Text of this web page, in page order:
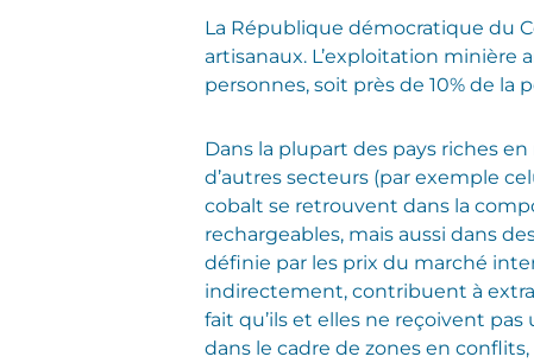
La République démocratique du
artisanaux. L’exploitation minière
personnes, soit près de 10% de la
Dans la plupart des pays riches
d’autres secteurs (par exemple
cobalt se retrouvent dans la
rechargeables, mais aussi dans
définie par les prix du marché
indirectement, contribuent à
fait qu’ils et elles ne reçoivent
dans le cadre de zones en